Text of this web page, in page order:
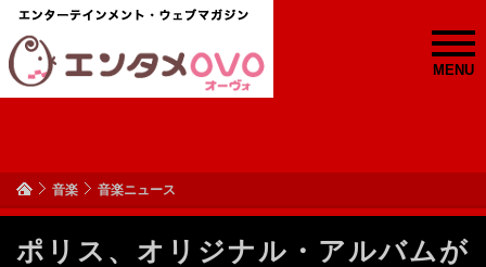
MENU
音楽 音楽ニュース
ポリス、オリジナル・アルバムが